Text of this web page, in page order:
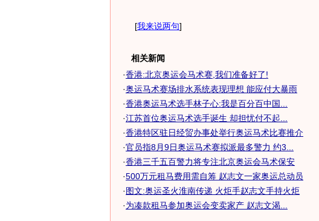
[我来说两句]
相关新闻
·香港:北京奥运会马术赛,我们准备好了!
·奥运马术赛场排水系统表现理想 能应付大暴雨
·香港奥运马术选手林子心:我是百分百中国...
·江苏首位奥运马术选手诞生 却担忧付不起...
·香港特区驻日经贸办事处举行奥运马术比赛推介
·官员指8月9日奥运马术赛拟派最多警力 约3...
·香港三千五百警力将专注北京奥运会马术保安
·500万元租马费用需自筹 赵志文一家奥运总动员
·图文:奥运圣火淮南传递 火炬手赵志文手持火炬
·为凑款租马参加奥运会变卖家产 赵志文渴...